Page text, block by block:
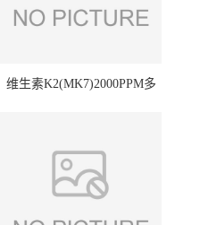
维生素K2(MK7)2000PPM多